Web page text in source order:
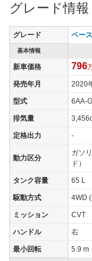
グレード情報
グレード ベー
基本情報
新車価格 796
発売年月 2020
型式 6AA-
排気量
定格出力 -
動力区分
ガソ
ド）
タンク容量 65 L
駆動方式 4WD
ミッション CVT
ハンドル 右
最小回転 5.9 m